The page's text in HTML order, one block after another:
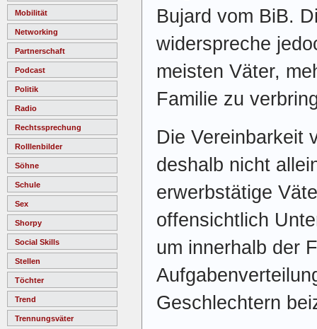
Mobilität
Networking
Partnerschaft
Podcast
Politik
Radio
Rechtssprechung
Rolllenbilder
Söhne
Schule
Sex
Shorpy
Social Skills
Stellen
Töchter
Trend
Trennungsväter
Bujard vom BiB.
widerspreche
meisten Väter,
Familie zu
Die Vereinbarkeit
deshalb nicht
erwerbstätige
offensichtlich
um innerhalb der
Geschlechtern